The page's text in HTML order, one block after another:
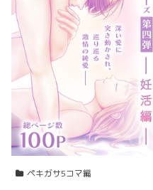
ペキガサ5コマ編